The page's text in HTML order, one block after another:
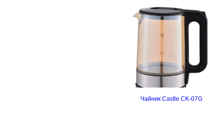
таймеру:
немає, кількість контейнерів: 7+ 1
контейнер для пастилі
Чайник Castle CK-07G